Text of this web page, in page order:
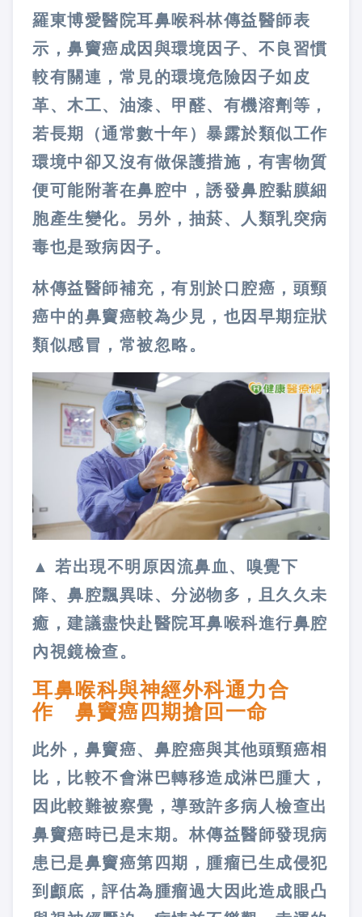
羅東博愛醫院耳鼻喉科林傳益醫師表
示，鼻竇癌成因與環境因子、不良習慣
較有關連，常見的環境危險因子如皮
革、木工、油漆、甲醛、有機溶劑等，
若長期（通常數十年）暴露於類似工作
環境中卻又沒有做保護措施，有害物質
便可能附著在鼻腔中，誘發鼻腔黏膜細
胞產生變化。另外，抽菸、人類乳突病
毒也是致病因子。
林傳益醫師補充，有別於口腔癌，頭頸
癌中的鼻竇癌較為少見，也因早期症狀
類似感冒，常被忽略。
▲ 若出現不明原因流鼻血、嗅覺下
降、鼻腔飄異味、分泌物多，且久久未
癒，建議盡快赴醫院耳鼻喉科進行鼻腔
內視鏡檢查。
耳鼻喉科與神經外科通力合
作 鼻竇癌四期搶回一命
此外，鼻竇癌、鼻腔癌與其他頭頸癌相
比，比較不會淋巴轉移造成淋巴腫大，
因此較難被察覺，導致許多病人檢查出
鼻竇癌時已是末期。林傳益醫師發現病
患已是鼻竇癌第四期，腫瘤已生成侵犯
到顱底，評估為腫瘤過大因此造成眼凸